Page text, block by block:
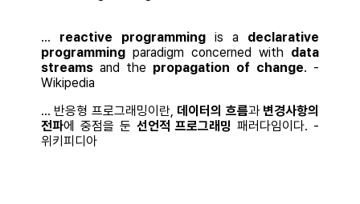
… reactive programming is a declarative
programming paradigm concerned with data
streams and the propagation of change. -
Wikipedia
... 반응형 프로그래밍이란, 데이터의 흐름과 변경사항의
전파에 중점을 둔 선언적 프로그래밍 패러다임이다. -
위키피디아